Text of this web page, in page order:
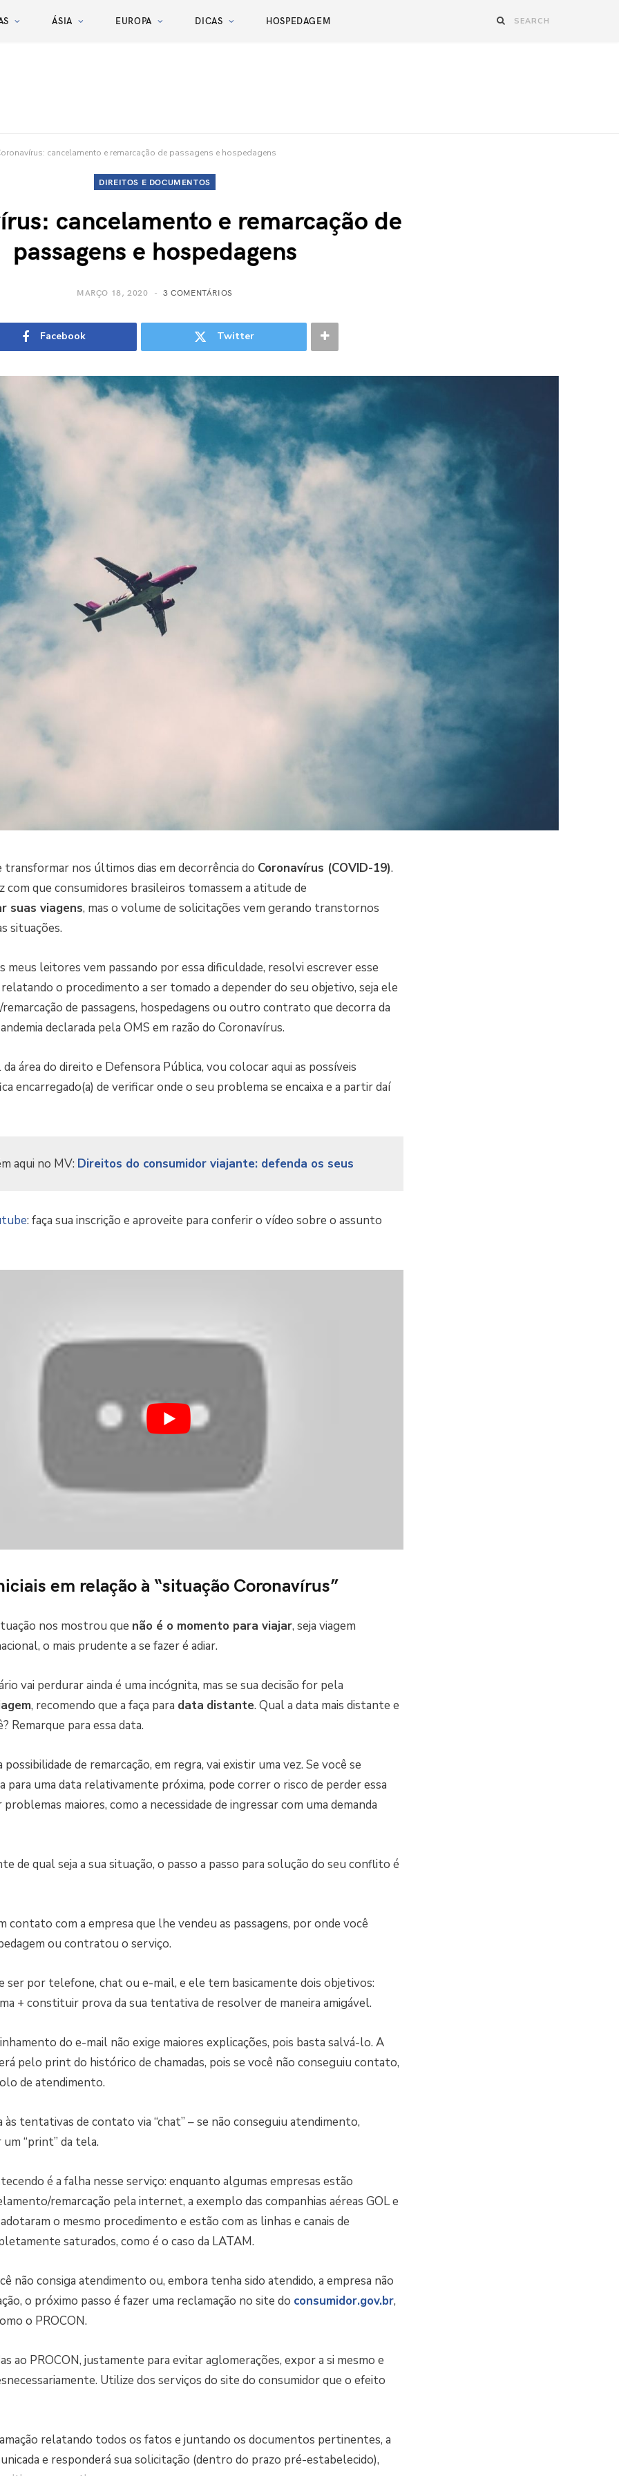
ÁSIA EUROPA DICAS HOSPEDAGEM
cancelamento e remarcação de passagens e hospedagens
DIREITOS E DOCUMENTOS
cancelamento e remarcação de
passagens e hospedagens
MARÇO 18, 2020 3 COMENTÁRIOS
Facebook Twitter
transformar nos últimos dias em decorrência do Coronavírus (COVID-19).
com que consumidores brasileiros tomassem a atitude de
suas viagens, mas o volume de solicitações vem gerando transtornos
situações.
meus leitores vem passando por essa dificuldade, resolvi escrever esse
o procedimento a ser tomado a depender do seu objetivo, seja ele
de passagens, hospedagens ou outro contrato que decorra da
declarada pela OMS em razão do Coronavírus.
área do direito e Defensora Pública, vou colocar aqui as possíveis
encarregado(a) de verificar onde o seu problema se encaixa e a partir daí
aqui no MV: Direitos do consumidor viajante: defenda os seus
: faça sua inscrição e aproveite para conferir o vídeo sobre o assunto
em relação à “situação Coronavírus”
nos mostrou que não é o momento para viajar, seja viagem
o mais prudente a se fazer é adiar.
vai perdurar ainda é uma incógnita, mas se sua decisão for pela
, recomendo que a faça para data distante. Qual a data mais distante e
Remarque para essa data.
de remarcação, em regra, vai existir uma vez. Se você se
para uma data relativamente próxima, pode correr o risco de perder essa
maiores, como a necessidade de ingressar com uma demanda
de qual seja a sua situação, o passo a passo para solução do seu conflito é
contato com a empresa que lhe vendeu as passagens, por onde você
ou contratou o serviço.
ser por telefone, chat ou e-mail, e ele tem basicamente dois objetivos:
+ constituir prova da sua tentativa de resolver de maneira amigável.
do e-mail não exige maiores explicações, pois basta salvá-lo. A
pelo print do histórico de chamadas, pois se você não conseguiu contato,
de atendimento.
às tentativas de contato via “chat” – se não conseguiu atendimento,
“print” da tela.
é a falha nesse serviço: enquanto algumas empresas estão
remarcação pela internet, a exemplo das companhias aéreas GOL e
o mesmo procedimento e estão com as linhas e canais de
saturados, como é o caso da LATAM.
não consiga atendimento ou, embora tenha sido atendido, a empresa não
o próximo passo é fazer uma reclamação no site do consumidor.gov.br,
o PROCON.
ao PROCON, justamente para evitar aglomerações, expor a si mesmo e
Utilize dos serviços do site do consumidor que o efeito
relatando todos os fatos e juntando os documentos pertinentes, a
e responderá sua solicitação (dentro do prazo pré-estabelecido),